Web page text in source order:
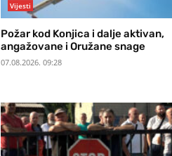
Vijesti
Požar kod Konjica i dalje aktivan,
angažovane i Oružane snage
07.08.2026. 09:28